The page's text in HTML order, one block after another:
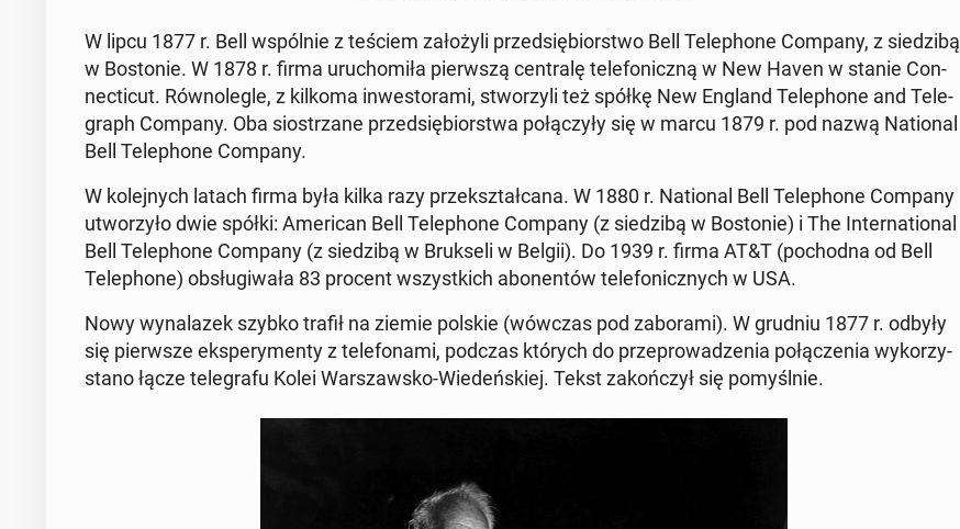
W lipcu 1877 r. Bell wspól­nie z teściem za­ło­ży­li przed­się­bior­stwo Bell Te­le­pho­ne Company, z sie­dzi­bą
w Bo­sto­nie. W 1878 r. firma uru­cho­mi­ła pierw­szą cen­tra­lę te­le­fo­nicz­ną w New Haven w stanie Con­
nec­ti­cut. Rów­no­le­gle, z kilkoma in­we­sto­ra­mi, stwo­rzy­li też spółkę New England Te­le­pho­ne and Te­le­
graph Company. Oba sio­strza­ne przed­się­bior­stwa po­łą­czy­ły się w marcu 1879 r. pod nazwą Na­tio­nal
Bell Te­le­pho­ne Company.
W ko­lej­nych latach firma była kilka razy prze­kształ­ca­na. W 1880 r. Na­tio­nal Bell Te­le­pho­ne Company
utwo­rzy­ło dwie spółki: Ame­ri­can Bell Te­le­pho­ne Company (z sie­dzi­bą w Bo­sto­nie) i The In­ter­na­tio­nal
Bell Te­le­pho­ne Company (z sie­dzi­bą w Bruk­se­li w Belgii). Do 1939 r. firma AT&T (po­chod­na od Bell
Te­le­pho­ne) ob­słu­gi­wa­ła 83 procent wszyst­kich abo­nen­tów te­le­fo­nicz­nych w USA.
Nowy wy­na­la­zek szybko trafił na ziemie polskie (wówczas pod za­bo­ra­mi). W grudniu 1877 r. odbyły
się pierw­sze eks­pe­ry­men­ty z te­le­fo­na­mi, podczas których do prze­pro­wa­dze­nia po­łą­cze­nia wy­ko­rzy­
sta­no łącze te­le­gra­fu Kolei War­szaw­sko-Wie­deń­skiej. Tekst za­koń­czył się po­myśl­nie.